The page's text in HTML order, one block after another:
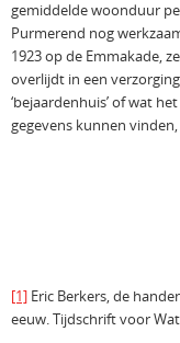
gemiddelde woonduur
Purmerend nog
1923 op de Emmakade,
overlijdt in een
‘bejaardenhuis’ of wat
gegevens kunnen
[1] Eric Berkers, de
eeuw. Tijdschrift voor